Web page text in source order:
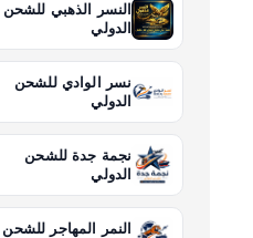
النسر الذهبي للشحن
الدولي
نسر الوادي للشحن
الدولي
نجمة جدة للشحن
الدولي
النمر المهاجر للشحن